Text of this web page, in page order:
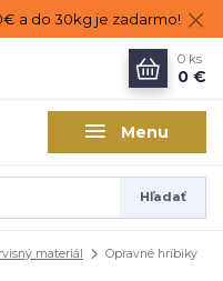
a do 30kg je zadarmo!
Menu
Hľadať
0 ks
0 €
materiál Opravné hríbiky